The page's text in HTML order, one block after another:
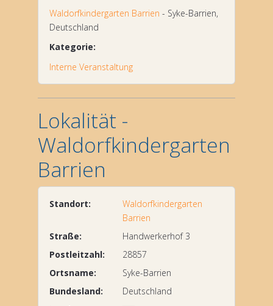
Waldorfkindergarten Barrien - Syke-Barrien,
Deutschland
Kategorie:
Interne Veranstaltung
Lokalität -
Waldorfkindergarten
Barrien
Standort:
Waldorfkindergarten
Barrien
Straße:
Handwerkerhof 3
Postleitzahl:
28857
Ortsname:
Syke-Barrien
Bundesland:
Deutschland